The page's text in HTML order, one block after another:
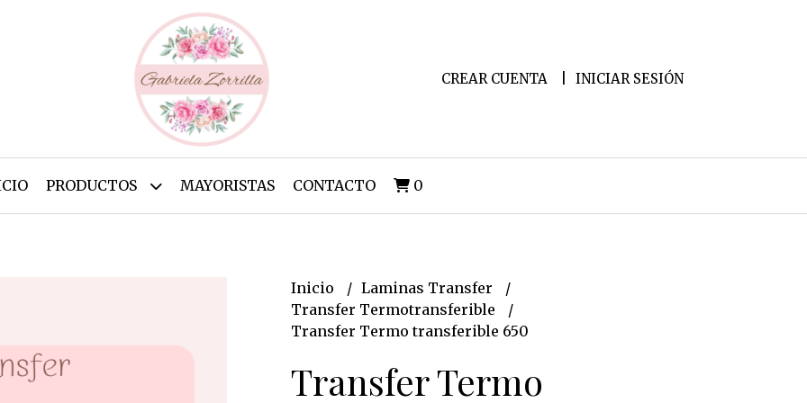
CREAR CUENTA INICIAR SESIÓN
PRODUCTOS MAYORISTAS CONTACTO 0
Inicio
Laminas Transfer
Transfer Termotransferible
Transfer Termo transferible 650
Transfer Termo